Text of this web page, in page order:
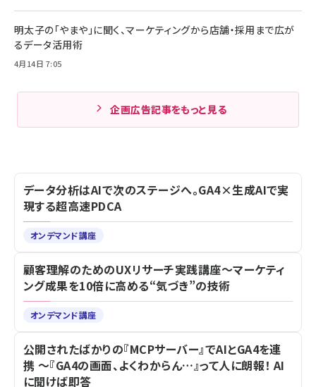
明太子の「やまや」に聞く、マーケティングから店舗・採用まで広が
るデータ活用術
4月14日 7:05
企画広告記事をもっと見る
データ分析はAIで次のステージへ。GA4×生成AIで実
現する超高速PDCA
オンデマンド講座
顧客理解のためのUXリサーチ実践講座～マーケティ
ング成果を10倍に高める“気づき”の技術
オンデマンド講座
公開されたばかりの『MCPサーバー』でAIとGA4を連
携 ～『GA4の画面、よくわからん…』って人に朗報！ AI
に聞けば即答